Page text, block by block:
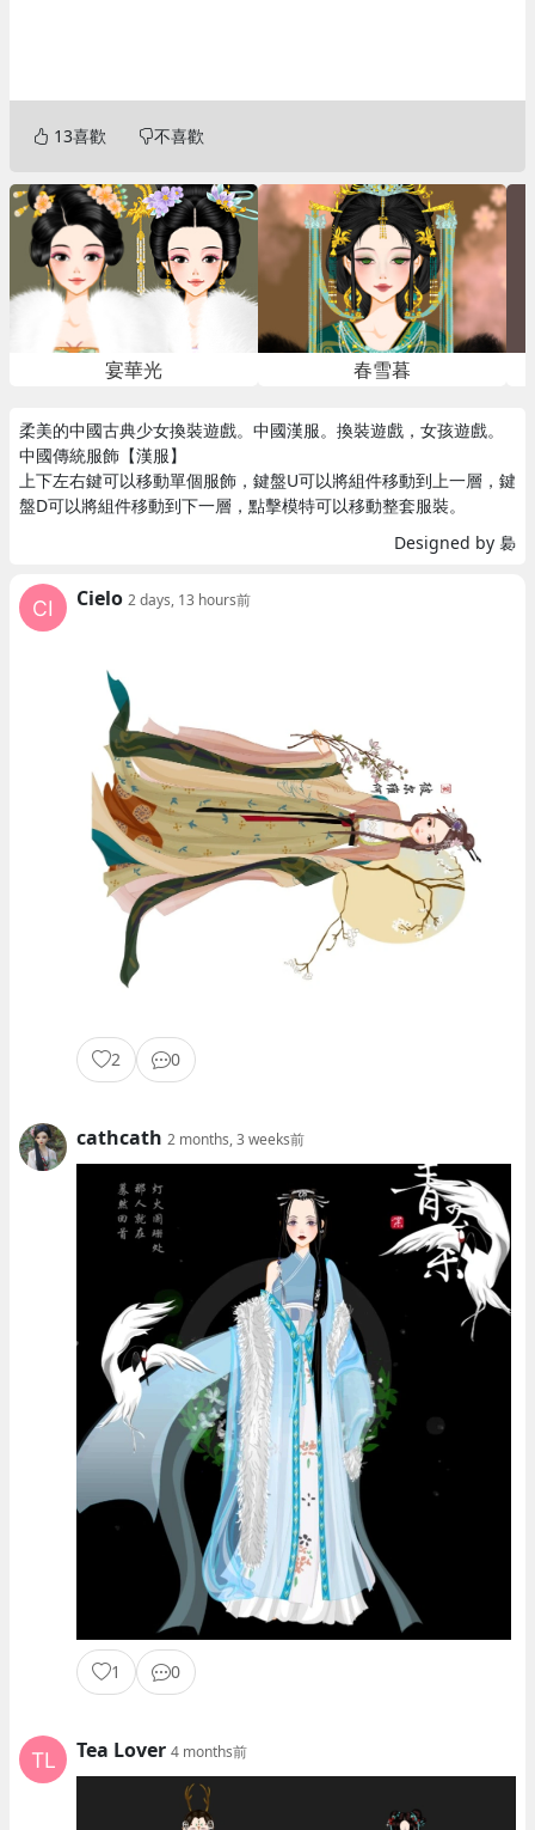
宴華光 春雪暮
13喜歡 不喜歡
柔美的中國古典少女換裝遊戲。中國漢服。換裝遊戲，女孩遊戲。
中國傳統服飾【漢服】
上下左右鍵可以移動單個服飾，鍵盤U可以將組件移動到上一層，鍵
盤D可以將組件移動到下一層，點擊模特可以移動整套服裝。
Designed by 裊
Cielo 2 days, 13 hours前
2 0
cathcath 2 months, 3 weeks前
1 0
Tea Lover 4 months前